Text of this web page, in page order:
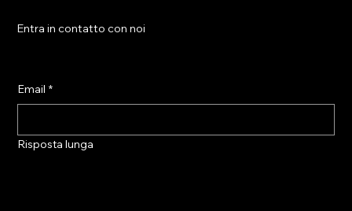
Entra in contatto con noi
Email *
Risposta lunga